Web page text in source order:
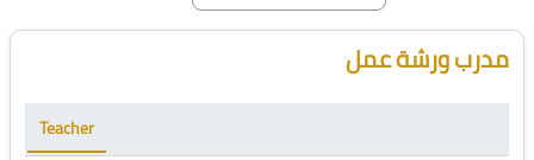
Blocks
Skip [Cocoon] Course Instructor مدرب ورشة عمل
Teacher